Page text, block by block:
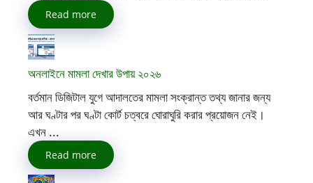
Read more
অনলাইনে মামলা দেখার উপায় ২০২৬
বর্তমান ডিজিটাল যুগে আদালতের মামলা সংক্রান্ত তথ্য জানার জন্য
আর ঘণ্টার পর ঘণ্টা কোর্ট চত্বরে ঘোরাঘুরি করার প্রয়োজন নেই।
এখন ...
Read more